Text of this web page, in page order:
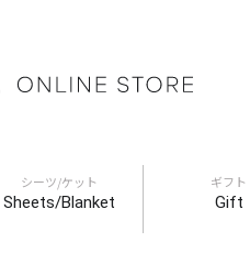
シーツ/ケット
Sheets/Blanket
ギフト
Gift